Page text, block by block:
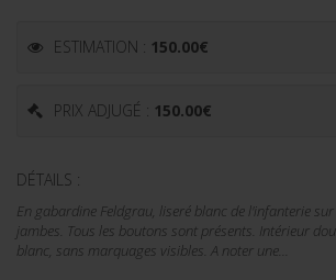
ESTIMATION : 150.00€
PRIX ADJUGÉ : 150.00€
DÉTAILS :
En gabardine Feldgrau, liseré blanc de l'infanterie
jambes. Tous les boutons sont présents. Intérieur
blanc, sans marquages visibles. A noter une...